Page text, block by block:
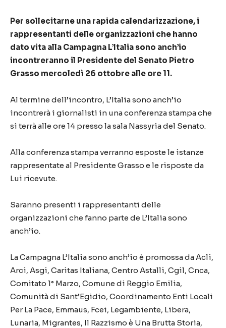
Per sollecitarne una rapida calendarizzazione, i
rappresentanti delle organizzazioni che hanno
dato vita alla Campagna L’Italia sono anch’io
incontreranno il Presidente del Senato Pietro
Grasso mercoledì 26 ottobre alle ore 11.
Al termine dell’incontro, L’Italia sono anch’io
incontrerà i giornalisti in una conferenza stampa che
si terrà alle ore 14 presso la sala Nassyria del Senato.
Alla conferenza stampa verranno esposte le istanze
rappresentate al Presidente Grasso e le risposte da
Lui ricevute.
Saranno presenti i rappresentanti delle
organizzazioni che fanno parte de L’Italia sono
anch’io.
La Campagna L’Italia sono anch’io è promossa da Acli,
Arci, Asgi, Caritas Italiana, Centro Astalli, Cgil, Cnca,
Comitato 1° Marzo, Comune di Reggio Emilia,
Comunità di Sant’Egidio, Coordinamento Enti Locali
Per La Pace, Emmaus, Fcei, Legambiente, Libera,
Lunaria, Migrantes, Il Razzismo è Una Brutta Storia,